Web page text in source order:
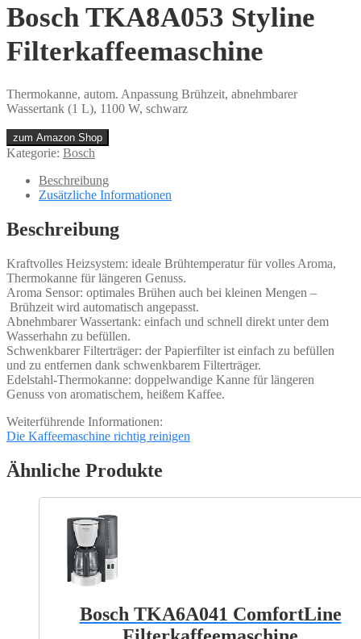
Bosch TKA8A053 Styline
Filterkaffeemaschine
Thermokanne, autom. Anpassung Brühzeit, abnehmbarer
Wassertank (1 L), 1100 W, schwarz
zum Amazon Shop
Kategorie: Bosch
Beschreibung
Zusätzliche Informationen
Beschreibung
Kraftvolles Heizsystem: ideale Brühtemperatur für volles Aroma,
Thermokanne für längeren Genuss.
Aroma Sensor: optimales Brühen auch bei kleinen Mengen –
Brühzeit wird automatisch angepasst.
Abnehmbarer Wassertank: einfach und schnell direkt unter dem
Wasserhahn zu befüllen.
Schwenkbarer Filterträger: der Papierfilter ist einfach zu befüllen
und zu entfernen dank schwenkbarem Filterträger.
Edelstahl-Thermokanne: doppelwandige Kanne für längeren
Genuss von aromatischem, heißem Kaffee.
Weiterführende Informationen:
Die Kaffeemaschine richtig reinigen
Ähnliche Produkte
Bosch TKA6A041 ComfortLine